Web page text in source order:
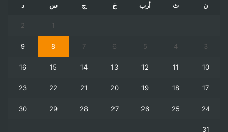
ن ث أرب خ ج س د
1
2
3
4
5
6
7
8
9
10
11
12
13
14
15
16
17
18
19
20
21
22
23
24
25
26
27
28
29
30
31